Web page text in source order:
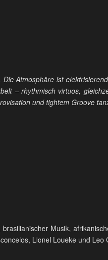
Atmosphäre ist
– rhythmisch virtuos,
und tightem Groove
Musik,
Lionel Loueke und